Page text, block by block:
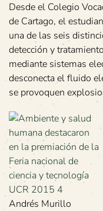
Desde el Colegio
de Cartago, el
una de las seis
detección y
mediante sistemas
desconecta el fluido
se provoquen
Andrés Murillo